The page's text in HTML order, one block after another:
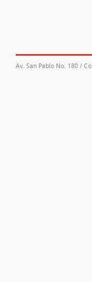
Av. San Pablo No. 180 /